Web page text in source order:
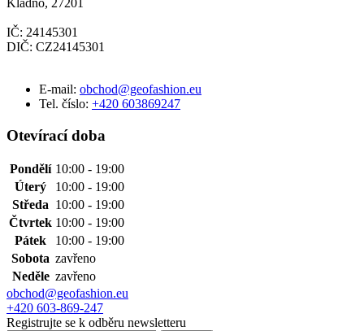
Kladno, 27201
IČ: 24145301
DIČ: CZ24145301
E-mail: obchod@geofashion.eu
Tel. číslo: +420 603869247
Otevírací doba
Pondělí 10:00 - 19:00
Úterý
10:00 - 19:00
Středa 10:00 - 19:00
Čtvrtek 10:00 - 19:00
Pátek
10:00 - 19:00
Sobota zavřeno
Neděle zavřeno
obchod@geofashion.eu
+420 603-869-247
Registrujte se k odběru newsletteru